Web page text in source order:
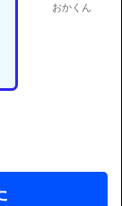
おかくん